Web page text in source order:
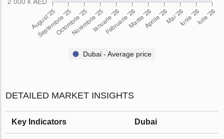
Dubai - Average price
DETAILED MARKET INSIGHTS
Key Indicators Dubai